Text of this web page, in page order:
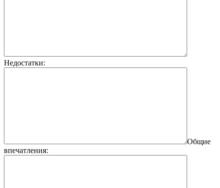
Недостатки:
Общие
впечатления: